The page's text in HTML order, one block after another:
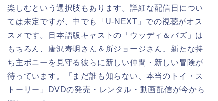
楽しむという選択肢もあります。詳細な配信日につい
ては未定ですが、中でも「U-NEXT」での視聴がオス
スメです。日本語版キャストの「ウッディ＆バズ」は
もちろん、唐沢寿明さん＆所ジョージさん。新たな持
ち主ボニーを見守る彼らに新しい仲間・新しい冒険が
待っています。「まだ誰も知らない、本当のトイ・ス
トーリー」DVDの発売・レンタル・動画配信が今から